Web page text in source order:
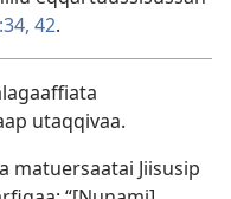
42.
utaq­qivaa.
matuersaatai Jiisusip